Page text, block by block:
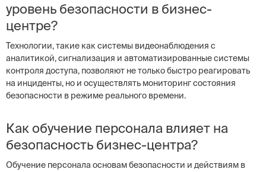
уровень безопасности в бизнес-
центре?
Технологии, такие как системы видеонаблюдения с
аналитикой, сигнализация и автоматизированные системы
контроля доступа, позволяют не только быстро реагировать
на инциденты, но и осуществлять мониторинг состояния
безопасности в режиме реального времени.
Как обучение персонала влияет на
безопасность бизнес-центра?
Обучение персонала основам безопасности и действиям в